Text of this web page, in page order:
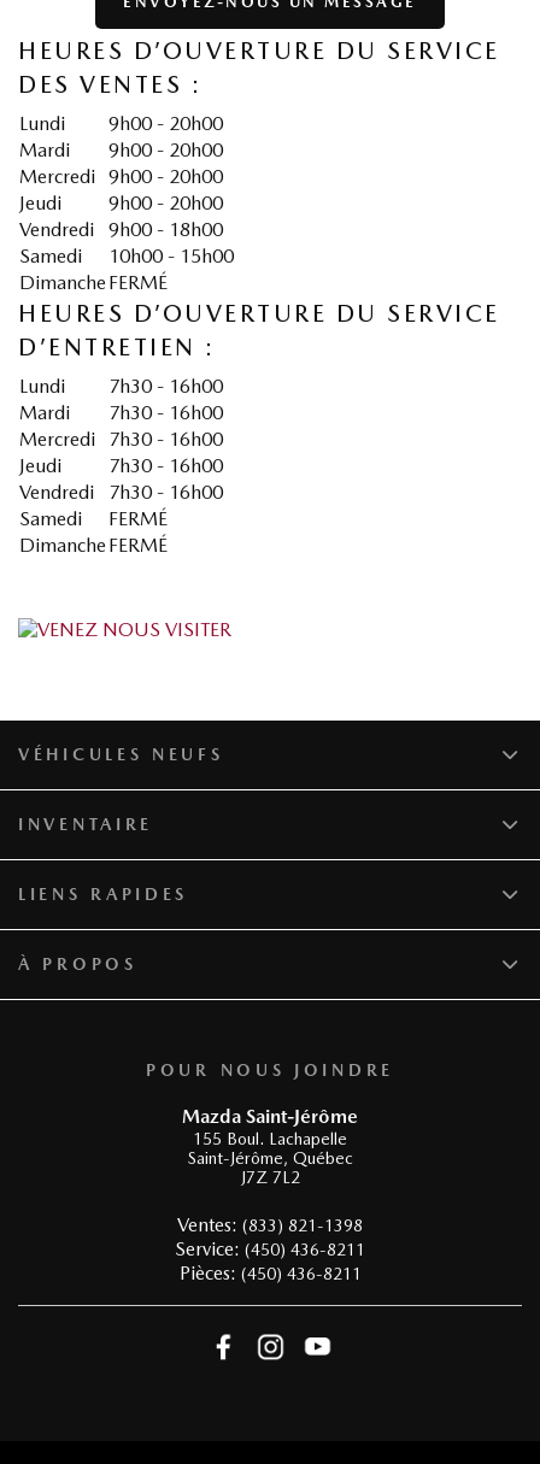
HEURES D’OUVERTURE DU SERVICE
DES VENTES :
Lundi
9h00 - 20h00
Mardi
9h00 - 20h00
Mercredi 9h00 - 20h00
Jeudi
9h00 - 20h00
Vendredi
9h00 - 18h00
Samedi
10h00 - 15h00
Dimanche FERMÉ
HEURES D’OUVERTURE DU SERVICE
D’ENTRETIEN :
Lundi
7h30 - 16h00
Mardi
7h30 - 16h00
Mercredi
7h30 - 16h00
Jeudi
7h30 - 16h00
Vendredi
7h30 - 16h00
Samedi
FERMÉ
Dimanche FERMÉ
POUR NOUS JOINDRE
Mazda Saint-Jérôme
155 Boul. Lachapelle
Saint-Jérôme, Québec
J7Z 7L2
Ventes: (833) 821-1398
Service: (450) 436-8211
Pièces: (450) 436-8211
VÉHICULES NEUFS
INVENTAIRE
LIENS RAPIDES
À PROPOS